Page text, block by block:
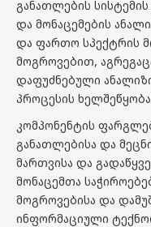
განათლების
და მონაცემების
და ფართო სპექტრის
მოგროვებით,
დაფუძნებული
პროცესის
კომპონენტის
განათლებისა და
მართვისა და
მონაცემთა
მოგროვებისა და
ინფორმაციული